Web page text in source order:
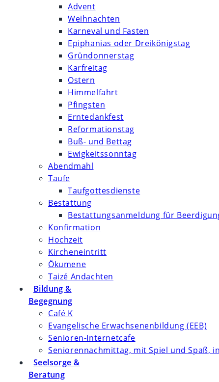
Advent
Weihnachten
Karneval und Fasten
Epiphanias oder Dreikönigstag
Gründonnerstag
Karfreitag
Ostern
Himmelfahrt
Pfingsten
Erntedankfest
Reformationstag
Buß- und Bettag
Ewigkeitssonntag
Abendmahl
Taufe
Taufgottesdienste
Bestattung
Bestattungsanmeldung für
Konfirmation
Hochzeit
Kircheneintritt
Ökumene
Taizé Andachten
Bildung &
Begegnung
Café K
Evangelische Erwachsenenbildung (EEB)
Senioren-Internetcafe
Seniorennachmittag, mit Spiel und Spaß,
Seelsorge &
Beratung